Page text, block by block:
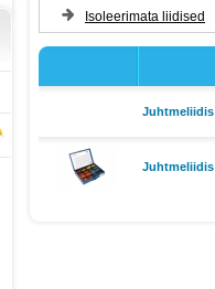
Isoleerimata liidised